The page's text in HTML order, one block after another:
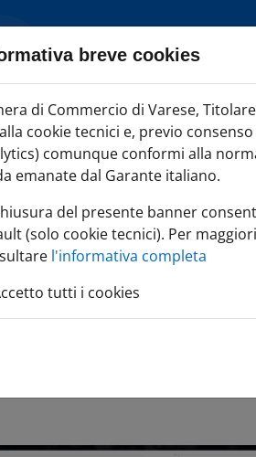
correlate via TAG
Varese
le notizie»Variazione dell'indice
dicembre
breve cookies
di Commercio di Varese,
cookie tecnici e, previo
comunque conformi alla
emanate dal Garante italiano.
del presente banner
(solo cookie tecnici). Per
l'informativa completa
tutti i cookies